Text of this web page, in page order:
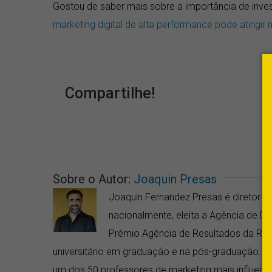
Gostou de saber mais sobre a importância de
marketing digital de alta performance pode atingir
Compartilhe!
Sobre o Autor: Joaquin Presas
Joaquin Fernandez Presas é diretor
nacionalmente, eleita a Agência de
Prêmio Agência de Resultados da
universitário em graduação e na pós-graduação.